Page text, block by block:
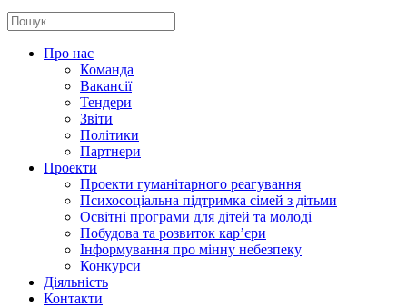
Про нас
Команда
Вакансії
Тендери
Звіти
Політики
Партнери
Проекти
Проекти гуманітарного реагування
Психосоціальна підтримка сімей з дітьми
Освітні програми для дітей та молоді
Побудова та розвиток кар’єри
Інформування про мінну небезпеку
Конкурси
Діяльність
Контакти